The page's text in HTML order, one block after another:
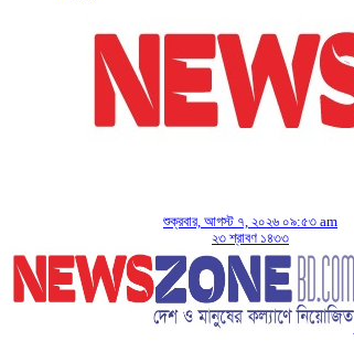
শুক্রবার, আগস্ট ৭, ২০২৬ ০৯:৫৩ am
২৩ শ্রাবণ ১৪৩৩